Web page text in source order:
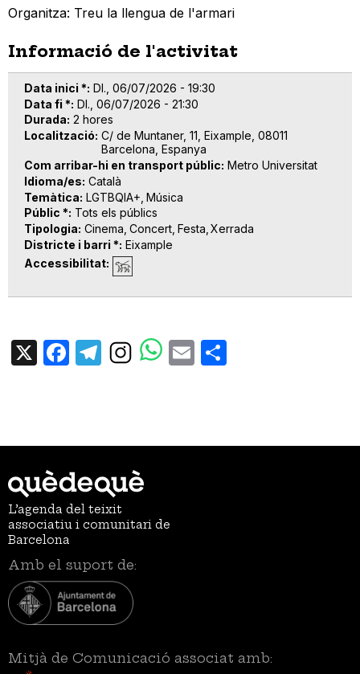
Organitza: Treu la llengua de l'armari
Informació de l'activitat
Data inici * Dl., 06/07/2026 - 19:30
Data fi * Dl., 06/07/2026 - 21:30
Durada 2 hores
Localització C/ de Muntaner, 11, Eixample, 08011
Barcelona, Espanya
Com arribar-hi en transport públic Metro Universitat
Idioma/es Català
Temàtica LGTBQIA+ Música
Públic * Tots els públics
Tipologia Cinema Concert Festa Xerrada
Districte i barri * Eixample
Accessibilitat
X Facebook
TelegramEmail
L’agenda del teixit
associatiu i comunitari de
Barcelona
Amb el suport de:
Mitjà de Comunicació associat amb: